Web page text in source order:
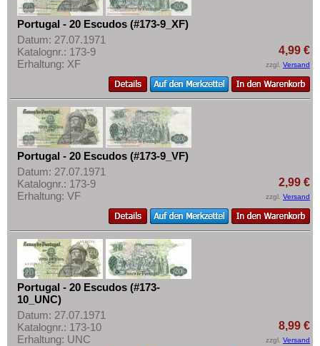
Portugal - 20 Escudos (#173-9_XF)
Datum: 27.07.1971
Katalognr.: 173-9
Erhaltung: XF
4,99 €
zzgl. Versand
Portugal - 20 Escudos (#173-9_VF)
Datum: 27.07.1971
Katalognr.: 173-9
Erhaltung: VF
2,99 €
zzgl. Versand
Portugal - 20 Escudos (#173-
10_UNC)
Datum: 27.07.1971
Katalognr.: 173-10
Erhaltung: UNC
8,99 €
zzgl. Versand